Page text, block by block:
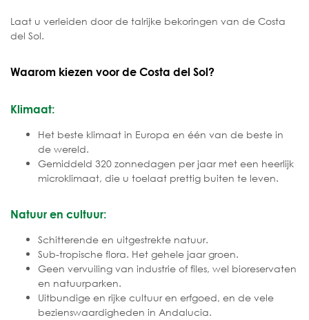
Laat u verleiden door de talrijke bekoringen van de Costa
del Sol.
Waarom kiezen voor de Costa del Sol?
Klimaat:
Het beste klimaat in Europa en één van de beste in
de wereld.
Gemiddeld 320 zonnedagen per jaar met een heerlijk
microklimaat, die u toelaat prettig buiten te leven.
Natuur en cultuur:
Schitterende en uitgestrekte natuur.
Sub-tropische flora. Het gehele jaar groen.
Geen vervuiling van industrie of files, wel bioreservaten
en natuurparken.
Uitbundige en rijke cultuur en erfgoed, en de vele
bezienswaardigheden in Andalucia.